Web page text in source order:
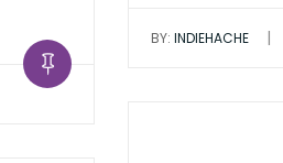
BY: INDIEHACHE |